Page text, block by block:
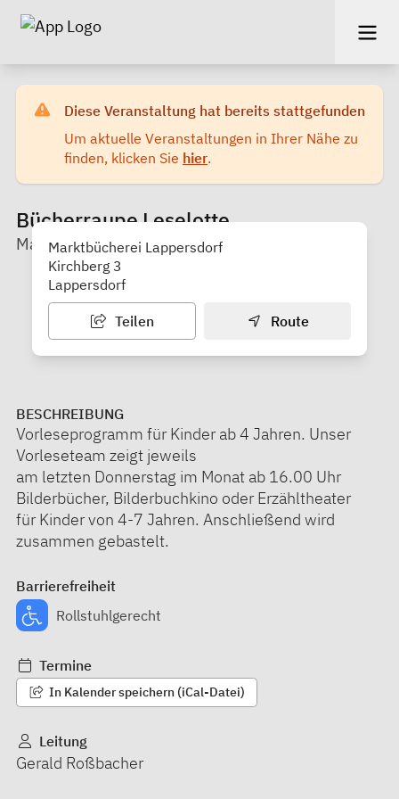
Diese Veranstaltung hat bereits stattgefunden
Um aktuelle Veranstaltungen in Ihrer Nähe zu
finden, klicken Sie hier.
Bücherraupe Leselotte
Marktbücherei
Marktbücherei Lappersdorf
Kirchberg 3
Lappersdorf
Teilen Route
BESCHREIBUNG
Vorleseprogramm für Kinder ab 4 Jahren. Unser
Vorleseteam zeigt jeweils
am letzten Donnerstag im Monat ab 16.00 Uhr
Bilderbücher, Bilderbuchkino oder Erzähltheater
für Kinder von 4-7 Jahren. Anschließend wird
zusammen gebastelt.
Barrierefreiheit
Rollstuhlgerecht
Termine
In Kalender speichern (iCal-Datei)
Leitung
Gerald Roßbacher